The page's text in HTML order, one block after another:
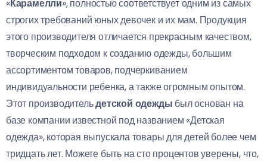
«Карамелли», полностью соответствует одним из самых
строгих требований юных девочек и их мам. Продукция
этого производителя отличается прекрасным качеством,
творческим подходом к созданию одежды, большим
ассортиментом товаров, подчеркиванием
индивидуальности ребенка, а также огромным опытом.
Этот производительдетской одежды был основан на
базе компании известной под названием «Детская
одежда», которая выпускала товары для детей более чем
тридцать лет. Можете быть на сто процентов уверены, что,